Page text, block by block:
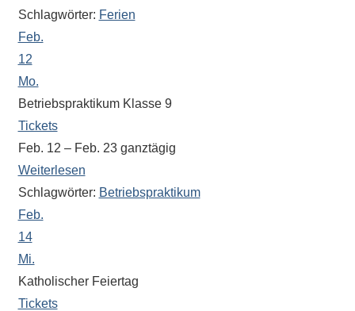
Schüler
Sollten
Sie
einmal
eine
Information
nicht
finden,
stehen
am
Ende
jeder
Seite
Schlagwörter: Ferien
Feb.
12
Mo.
Betriebspraktikum Klasse 9
Tickets
Feb. 12 – Feb. 23 ganztägig
Weiterlesen
Schlagwörter: Betriebspraktikum
Feb.
14
Mi.
Katholischer Feiertag
Tickets